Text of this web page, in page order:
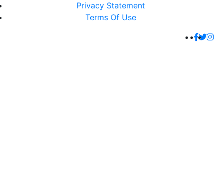
Privacy Statement
Terms Of Use